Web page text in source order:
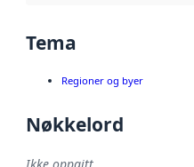
Tema
Regioner og byer
Nøkkelord